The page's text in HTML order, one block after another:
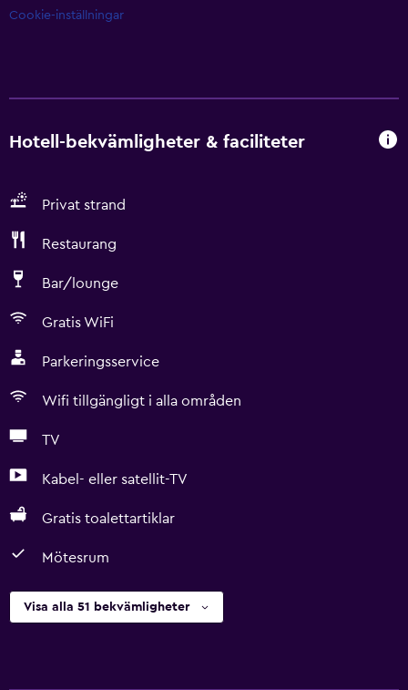
Cookie-inställningar
Hotell-bekvämligheter & faciliteter
Privat strand
Restaurang
Bar/lounge
Gratis WiFi
Parkeringsservice
Wifi tillgängligt i alla områden
TV
Kabel- eller satellit-TV
Gratis toalettartiklar
Mötesrum
Visa alla 51 bekvämligheter